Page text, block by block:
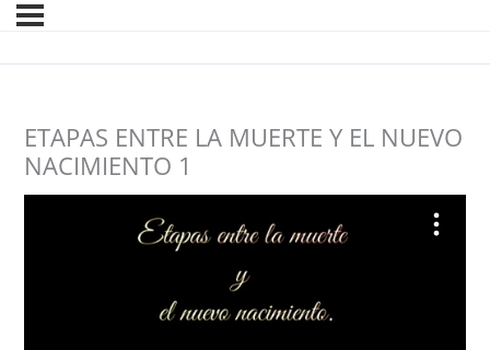
ETAPAS ENTRE LA MUERTE Y EL NUEVO
NACIMIENTO 1